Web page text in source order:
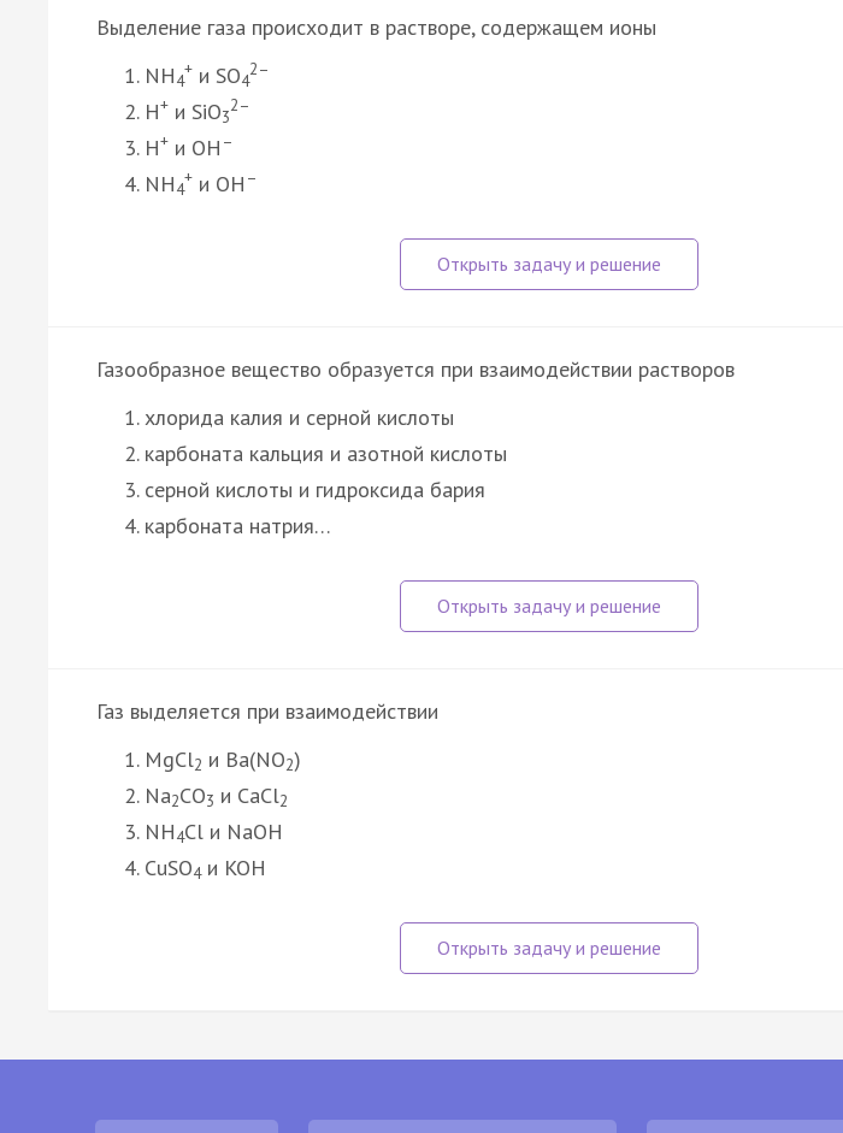
Выделение газа происходит в растворе, содержащем ионы
NH4
+ и SO4
2–
H+ и SiO3
2–
H+ и OH –
NH4
+ и OH –
Газообразное вещество образуется при взаимодействии растворов
хлорида калия и серной кислоты
карбоната кальция и азотной кислоты
серной кислоты и гидроксида бария
карбоната натрия…
Газ выделяется при взаимодействии
MgCl2 и Ba(NO2)
Na2CO3 и CaCl2
NH4Cl и NaOH
CuSO4и KOH